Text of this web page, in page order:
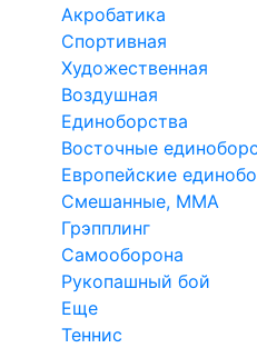
Акробатика
Спортивная
Художественная
Воздушная
Единоборства
Восточные
Европейские
Смешанные, ММА
Грэпплинг
Самооборона
Рукопашный бой
Еще
Теннис